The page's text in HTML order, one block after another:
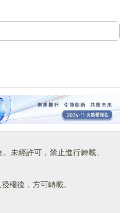
未經許可，禁止進行轉載、
權後，方可轉載。